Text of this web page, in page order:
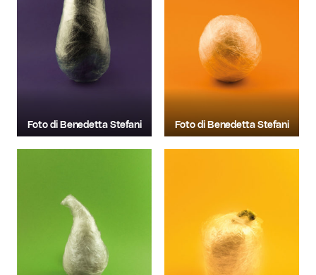
Foto di Benedetta Stefani Foto di Benedetta Stefani